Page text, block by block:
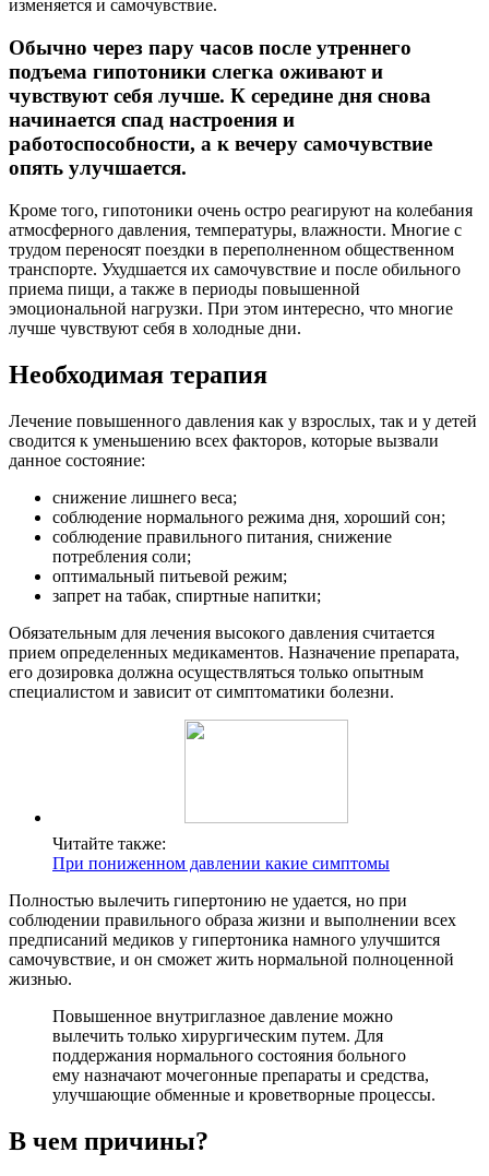
изменяется и самочувствие.
Обычно через пару часов после утреннего
подъема гипотоники слегка оживают и
чувствуют себя лучше. К середине дня снова
начинается спад настроения и
работоспособности, а к вечеру самочувствие
опять улучшается.
Кроме того, гипотоники очень остро реагируют на колебания
атмосферного давления, температуры, влажности. Многие с
трудом переносят поездки в переполненном общественном
транспорте. Ухудшается их самочувствие и после обильного
приема пищи, а также в периоды повышенной
эмоциональной нагрузки. При этом интересно, что многие
лучше чувствуют себя в холодные дни.
Необходимая терапия
Лечение повышенного давления как у взрослых, так и у детей
сводится к уменьшению всех факторов, которые вызвали
данное состояние:
снижение лишнего веса;
соблюдение нормального режима дня, хороший сон;
соблюдение правильного питания, снижение
потребления соли;
оптимальный питьевой режим;
запрет на табак, спиртные напитки;
Обязательным для лечения высокого давления считается
прием определенных медикаментов. Назначение препарата,
его дозировка должна осуществляться только опытным
специалистом и зависит от симптоматики болезни.
Читайте также:
При пониженном давлении какие симптомы
Полностью вылечить гипертонию не удается, но при
соблюдении правильного образа жизни и выполнении всех
предписаний медиков у гипертоника намного улучшится
самочувствие, и он сможет жить нормальной полноценной
жизнью.
Повышенное внутриглазное давление можно
вылечить только хирургическим путем. Для
поддержания нормального состояния больного
ему назначают мочегонные препараты и средства,
улучшающие обменные и кроветворные процессы.
В чем причины?